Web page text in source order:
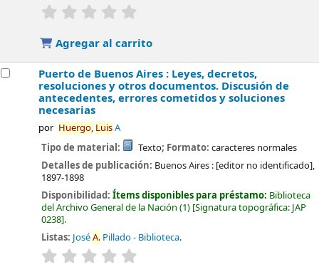
valoración
Agregar al carrito
Puerto de Buenos Aires : Leyes, decretos,
resoluciones y otros documentos. Discusión de
antecedentes, errores cometidos y soluciones
necesarias
por Huergo, LuisA
Tipo de material: Texto; Formato: caracteres normales
Detalles de publicación: Buenos Aires : [editor no identificado],
1897-1898
Disponibilidad:Ítems disponibles para préstamo: Biblioteca
del Archivo General de la Nación (1) Signatura topográfica: JAP
0238 .
Listas: JoséA. Pillado - Biblioteca.
valoración